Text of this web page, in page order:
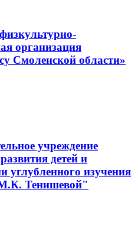
организация
Смоленской области»
учреждение
детей и
углубленного изучения
Тенишевой"